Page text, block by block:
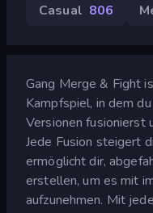
Casual 806
Gang Merge & Fight
Kampfspiel, in dem
Versionen fusionierst
Jede Fusion steigert
ermöglicht dir,
erstellen, um es mit
aufzunehmen. Mit